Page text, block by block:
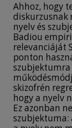
Ahhoz, hogy
diskurzusnak
nyelv és
Badiou
relevanciáját
ponton
skizofrén
hogy a nyelv
Ez azonban
szubjektuma: